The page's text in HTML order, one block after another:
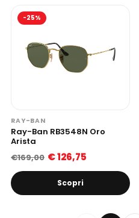
-25%
RAY-BAN
Ray-Ban RB3548N Oro
Arista
€169,00 € 126,75
Scopri